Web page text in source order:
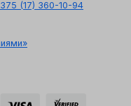
(17) 360-10-94